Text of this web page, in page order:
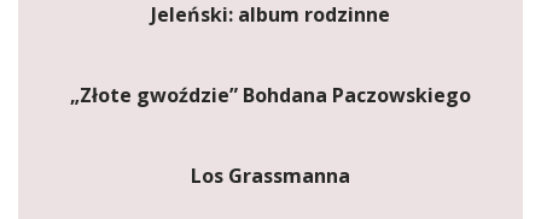
Jeleński: album rodzinne
„Złote gwoździe” Bohdana Paczowskiego
Los Grassmanna